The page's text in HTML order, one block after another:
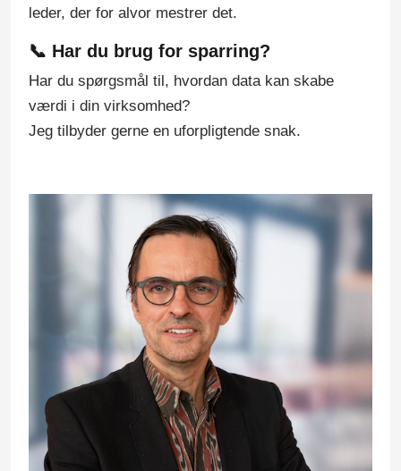
leder, der for alvor mestrer det.
📞 Har du brug for sparring?
Har du spørgsmål til, hvordan data kan skabe
værdi i din virksomhed?
Jeg tilbyder gerne en uforpligtende snak.